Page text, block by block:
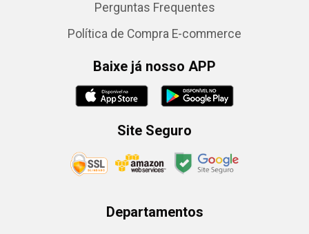
Perguntas Frequentes
Política de Compra E-commerce
Baixe já nosso APP
Site Seguro
Departamentos